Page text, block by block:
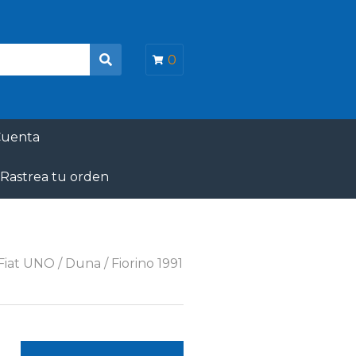
B
0
Rastrea tu orden
UNO / Duna / Fiorino 1991